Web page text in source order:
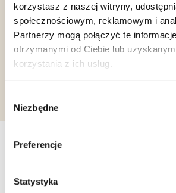
korzystasz z naszej witryny,
społecznościowym, reklamowym i
Partnerzy mogą połączyć te
otrzymanymi od Ciebie lub
korzystania z ich usług.
zgody
Niezbędne
Preferencje
Statystyka
Halal Italia
Żądanie informacji
zainteresować